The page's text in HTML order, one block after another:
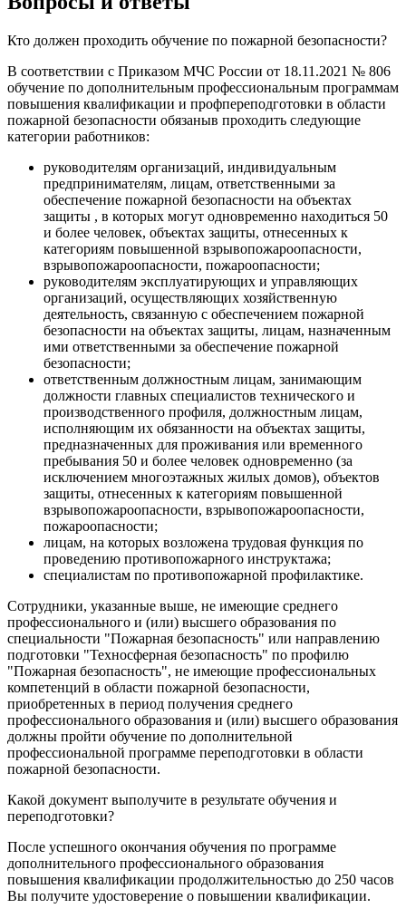
Кто должен проходить обучение по пожарной безопасности?
В соответствии с Приказом МЧС России от 18.11.2021 № 806
обучение по дополнительным профессиональным программам
повышения квалификации и профпереподготовки в области
пожарной безопасности обязаныв проходить следующие
категории работников:
руководителям организаций, индивидуальным
предпринимателям, лицам, ответственными за
обеспечение пожарной безопасности на объектах
защиты , в которых могут одновременно находиться 50
и более человек, объектах защиты, отнесенных к
категориям повышенной взрывопожароопасности,
взрывопожароопасности, пожароопасности;
руководителям эксплуатирующих и управляющих
организаций, осуществляющих хозяйственную
деятельность, связанную с обеспечением пожарной
безопасности на объектах защиты, лицам, назначенным
ими ответственными за обеспечение пожарной
безопасности;
ответственным должностным лицам, занимающим
должности главных специалистов технического и
производственного профиля, должностным лицам,
исполняющим их обязанности на объектах защиты,
предназначенных для проживания или временного
пребывания 50 и более человек одновременно (за
исключением многоэтажных жилых домов), объектов
защиты, отнесенных к категориям повышенной
взрывопожароопасности, взрывопожароопасности,
пожароопасности;
лицам, на которых возложена трудовая функция по
проведению противопожарного инструктажа;
специалистам по противопожарной профилактике.
Сотрудники, указанные выше, не имеющие среднего
профессионального и (или) высшего образования по
специальности "Пожарная безопасность" или направлению
подготовки "Техносферная безопасность" по профилю
"Пожарная безопасность", не имеющие профессиональных
компетенций в области пожарной безопасности,
приобретенных в период получения среднего
профессионального образования и (или) высшего образования
должны пройти обучение по дополнительной
профессиональной программе переподготовки в области
пожарной безопасности.
Какой документ выполучите в результате обучения и
переподготовки?
После успешного окончания обучения по программе
дополнительного профессионального образования
повышения квалификации продолжительностью до 250 часов
Вы получите удостоверение о повышении квалификации.